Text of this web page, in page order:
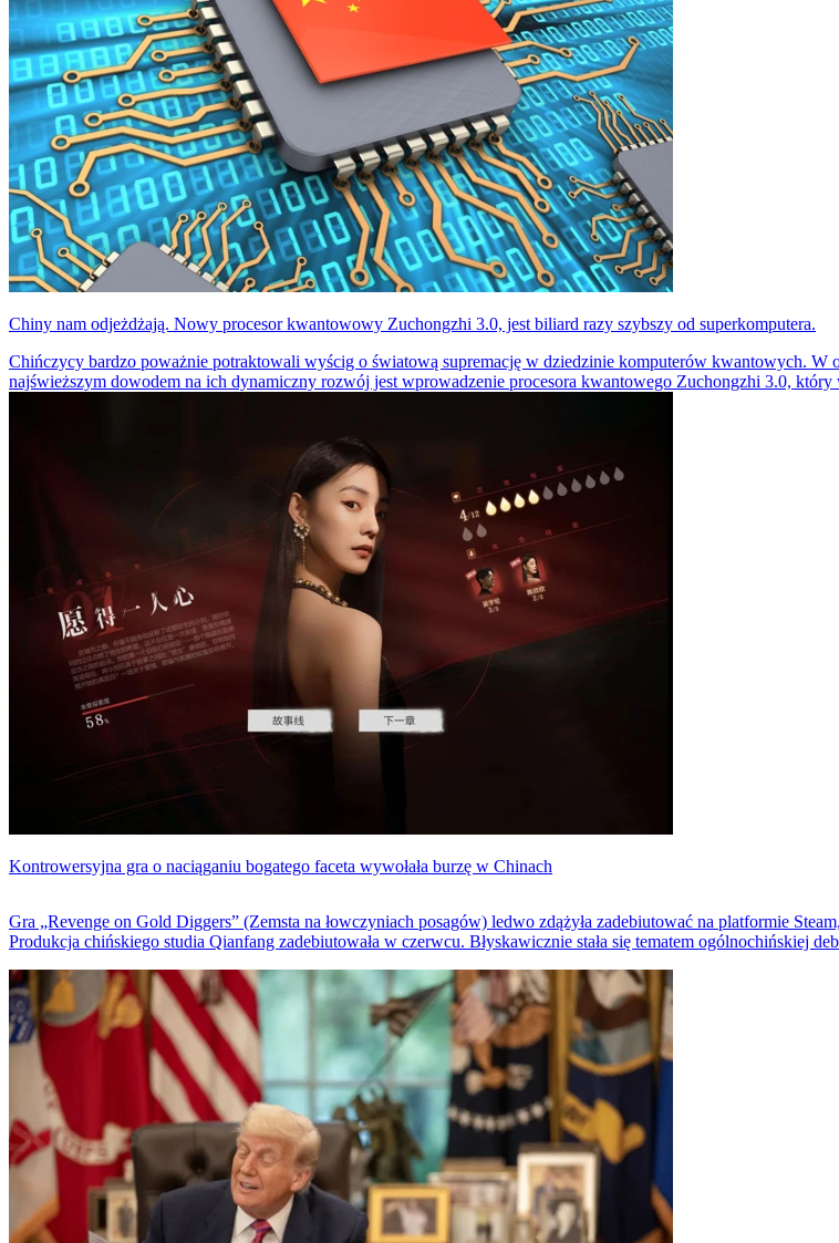
Chiny nam odjeżdżają. Nowy procesor kwantowowy Zuchongzhi 3.0, jest biliard razy szybszy od superkomputera.
Chińczycy bardzo poważnie potraktowali wyścig o światową supremację w dziedzinie komputerów kwantowych. W
najświeższym dowodem na ich dynamiczny rozwój jest wprowadzenie procesora kwantowego Zuchongzhi 3.0,
Kontrowersyjna gra o naciąganiu bogatego faceta wywołała burzę w Chinach
Gra „Revenge on Gold Diggers” (Zemsta na łowczyniach posagów) ledwo zdążyła zadebiutować na platformie
Produkcja chińskiego studia Qianfang zadebiutowała w czerwcu. Błyskawicznie stała się tematem ogólnochińskiej